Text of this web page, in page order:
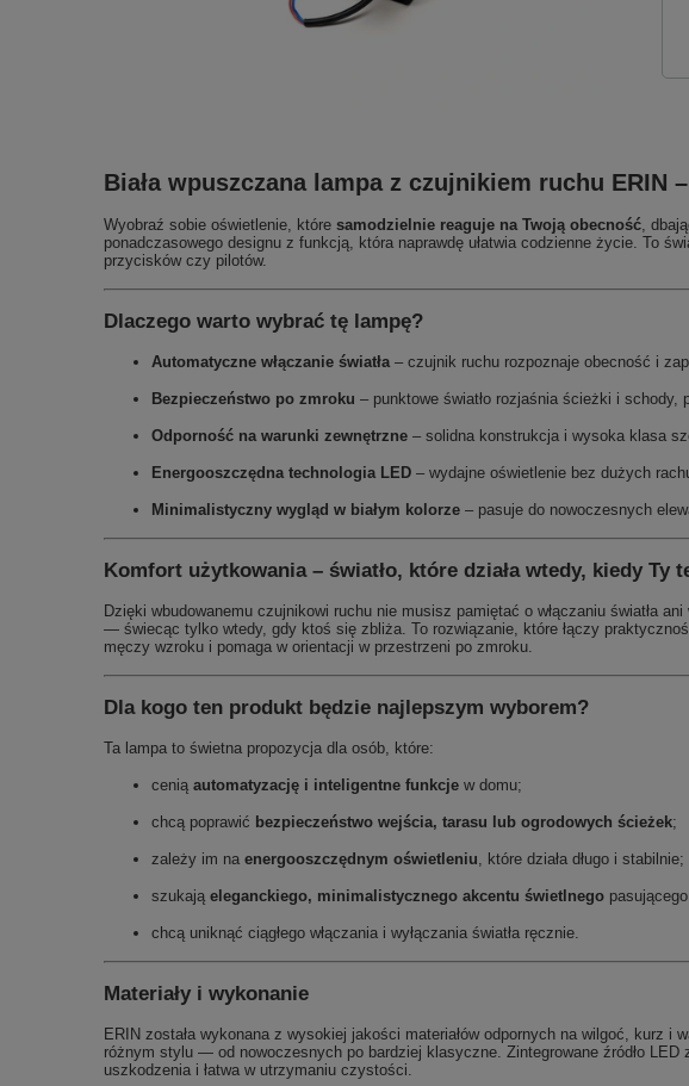
Biała wpuszczana lampa z czujnikiem ruchu
Wyobraź sobie oświetlenie, które samodzielnie reaguje na Twoją obecność,
ponadczasowego designu z funkcją, która naprawdę ułatwia codzienne życie. To
przycisków czy pilotów.
Dlaczego warto wybrać tę lampę?
Automatyczne włączanie światła– czujnik ruchu rozpoznaje obecność i
Bezpieczeństwo po zmroku – punktowe światło rozjaśnia ścieżki i schody,
Odporność na warunki zewnętrzne – solidna konstrukcja i wysoka klasa
Energooszczędna technologia LED – wydajne oświetlenie bez dużych
Minimalistyczny wygląd w białym kolorze – pasuje do nowoczesnych
Komfort użytkowania – światło, które działa wtedy, kiedy Ty
Dzięki wbudowanemu czujnikowi ruchu nie musisz pamiętać o włączaniu światła
— świecąc tylko wtedy, gdy ktoś się zbliża. To rozwiązanie, które łączy
męczy wzroku i pomaga w orientacji w przestrzeni po zmroku.
Dla kogo ten produkt będzie najlepszym wyborem?
Ta lampa to świetna propozycja dla osób, które:
cenią automatyzację i inteligentne funkcje w domu;
chcą poprawić bezpieczeństwo wejścia, tarasu lub ogrodowych ścieżek;
zależy im na energooszczędnym oświetleniu, które działa długo i stabilnie;
szukają eleganckiego, minimalistycznego akcentu świetlnego
chcą uniknąć ciągłego włączania i wyłączania światła ręcznie.
Materiały i wykonanie
ERIN została wykonana z wysokiej jakości materiałów odpornych na wilgoć, kurz i
różnym stylu — od nowoczesnych po bardziej klasyczne. Zintegrowane źródło
uszkodzenia i łatwa w utrzymaniu czystości.